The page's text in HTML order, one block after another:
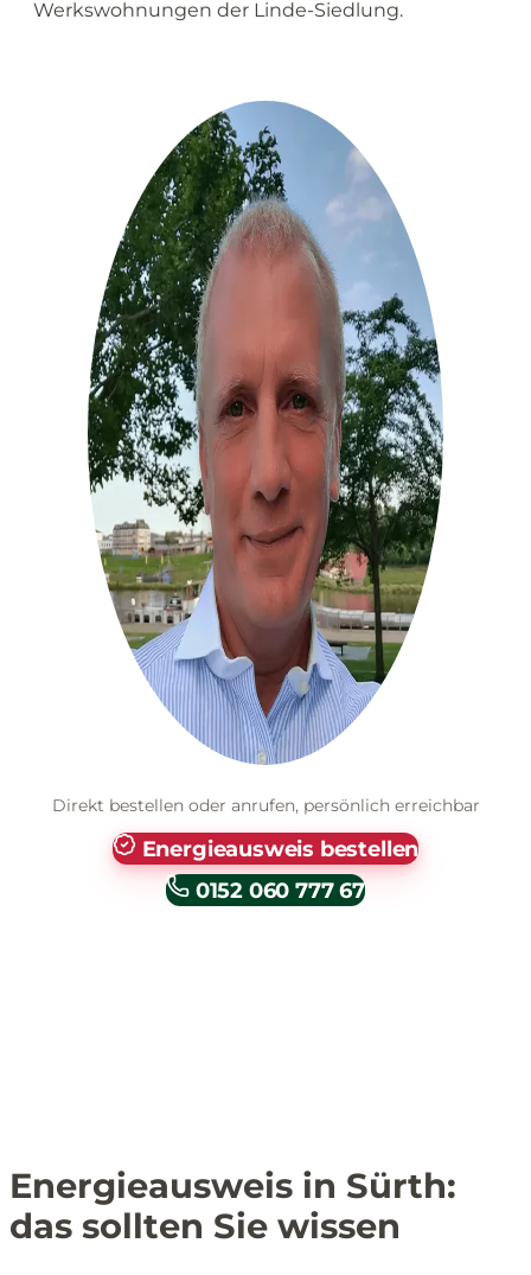
Werkswohnungen der Linde-Siedlung.
Direkt bestellen oder anrufen, persönlich erreichbar
Energieausweis bestellen
0152 060 777 67
Energieausweis in Sürth:
das sollten Sie wissen